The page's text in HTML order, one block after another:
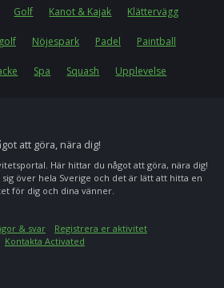
Golf Kanot & Kajak Klättervägg
Nöjespark Padel Paintball
Spa Squash Upplevelse
att göra, nära dig!
Här hittar du något att göra, nära dig!
över hela Sverige och det är lätt att hitta en
för dig och dina vänner.
& svar
Registrera er aktivitet
Kontakta Activated